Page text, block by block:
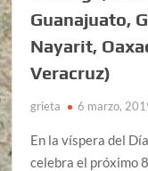
Guanajuato,
Nayarit,
Veracruz)
grieta 6 marzo,
En la víspera del
celebra el próximo